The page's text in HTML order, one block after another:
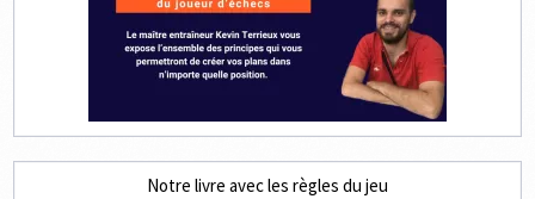
Notre livre avec les règles du jeu